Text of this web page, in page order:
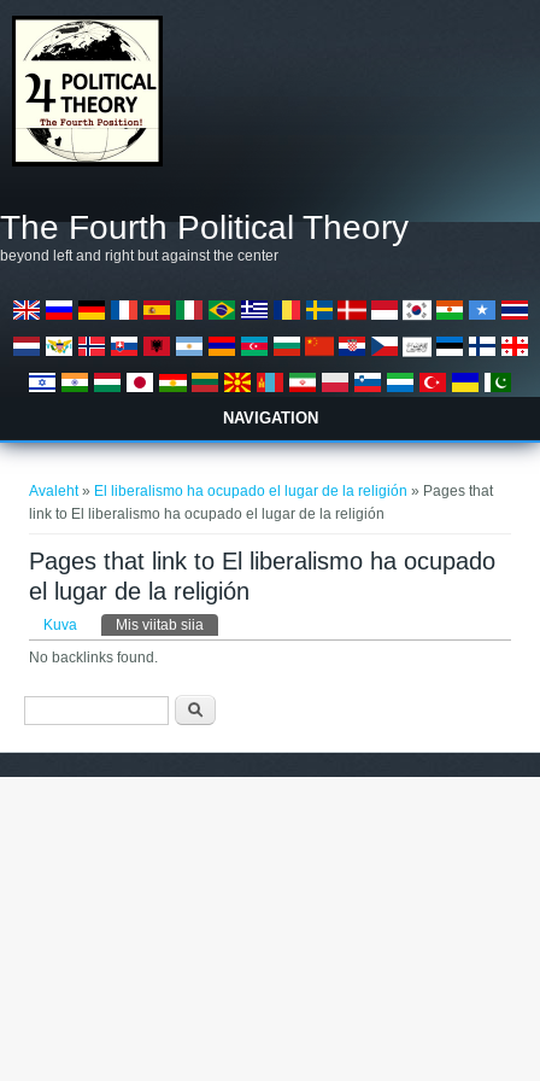
The Fourth Political Theory
beyond left and right but against the center
NAVIGATION
Avaleht» El liberalismo ha ocupado el lugar de la religión » Pages that
link to El liberalismo ha ocupado el lugar de la religión
Pages that link to El liberalismo ha ocupado
el lugar de la religión
Peasakid
Kuva Mis viitab siia
No backlinks found.